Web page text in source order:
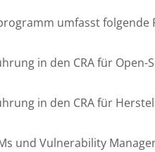
umfasst folgende
in den CRA für Open-
in den CRA für
und Vulnerability